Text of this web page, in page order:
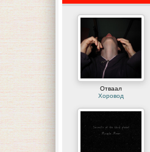
Отваал
Хоровод